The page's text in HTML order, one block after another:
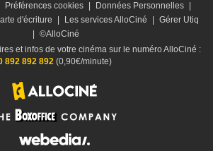
Préférences cookies Données Personnelles
d'écriture Les services AlloCiné
Gérer Utiq
©AlloCiné
et infos de votre cinéma sur le numéro AlloCiné :
892 892 892(0,90€/minute)